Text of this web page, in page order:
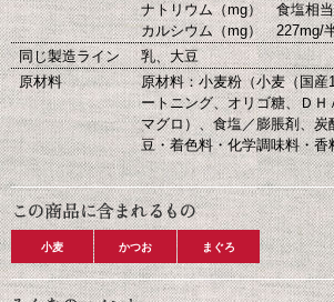
ナトリウム（mg） 食塩相
カルシウム（mg） 227mg/
同じ製造ライン
乳、大豆
原材料
原材料：小麦粉（小麦（国
ートニング、オリゴ糖、Ｄ
マグロ）、食塩／膨脹剤、
豆・着色料・化学調味料・香
小麦 かつお まぐろ